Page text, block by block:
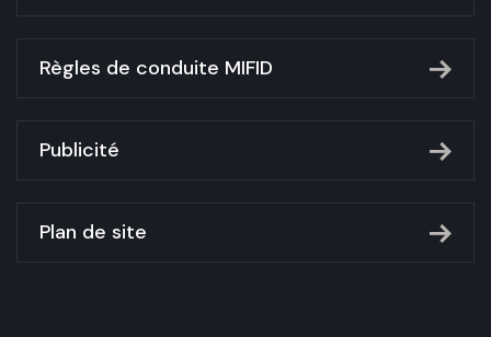
Règles de conduite MIFID
Publicité
Plan de site